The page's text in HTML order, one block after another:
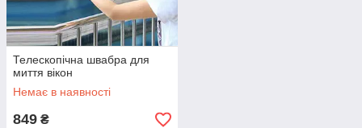
Телескопічна швабра для
миття вікон
Немає в наявності
849 ₴